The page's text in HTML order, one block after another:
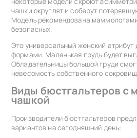
чашки округлят и соберут
Модель рекомендована
безопасных.
Это универсальный женский
формами. Маленькая грудь будет
Обладательницы большой груди
невесомость собственного
Виды бюстгальтеров с
чашкой
Производители бюстгальтеров
вариантов на сегодняшний день: